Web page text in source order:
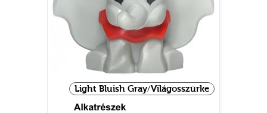
Light Bluish Gray/Világosszürke